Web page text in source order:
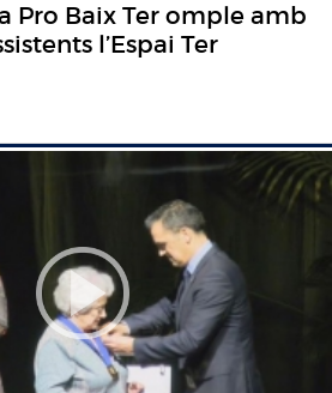
Pro Baix Ter omple amb
l’Espai Ter